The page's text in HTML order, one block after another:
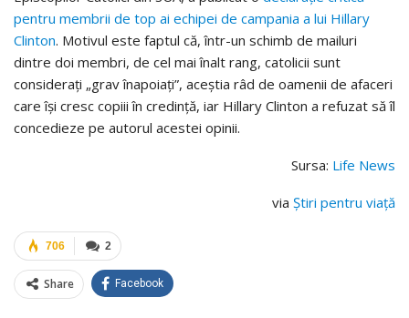
pentru membrii de top ai echipei de campania a lui Hillary
Clinton. Motivul este faptul că, într-un schimb de mailuri
dintre doi membri, de cel mai înalt rang, catolicii sunt
considerați „grav înapoiați”, aceștia râd de oamenii de afaceri
care își cresc copiii în credință, iar Hillary Clinton a refuzat să îl
concedieze pe autorul acestei opinii.
Sursa: Life News
via Știri pentru viață
2
706
Share Facebook